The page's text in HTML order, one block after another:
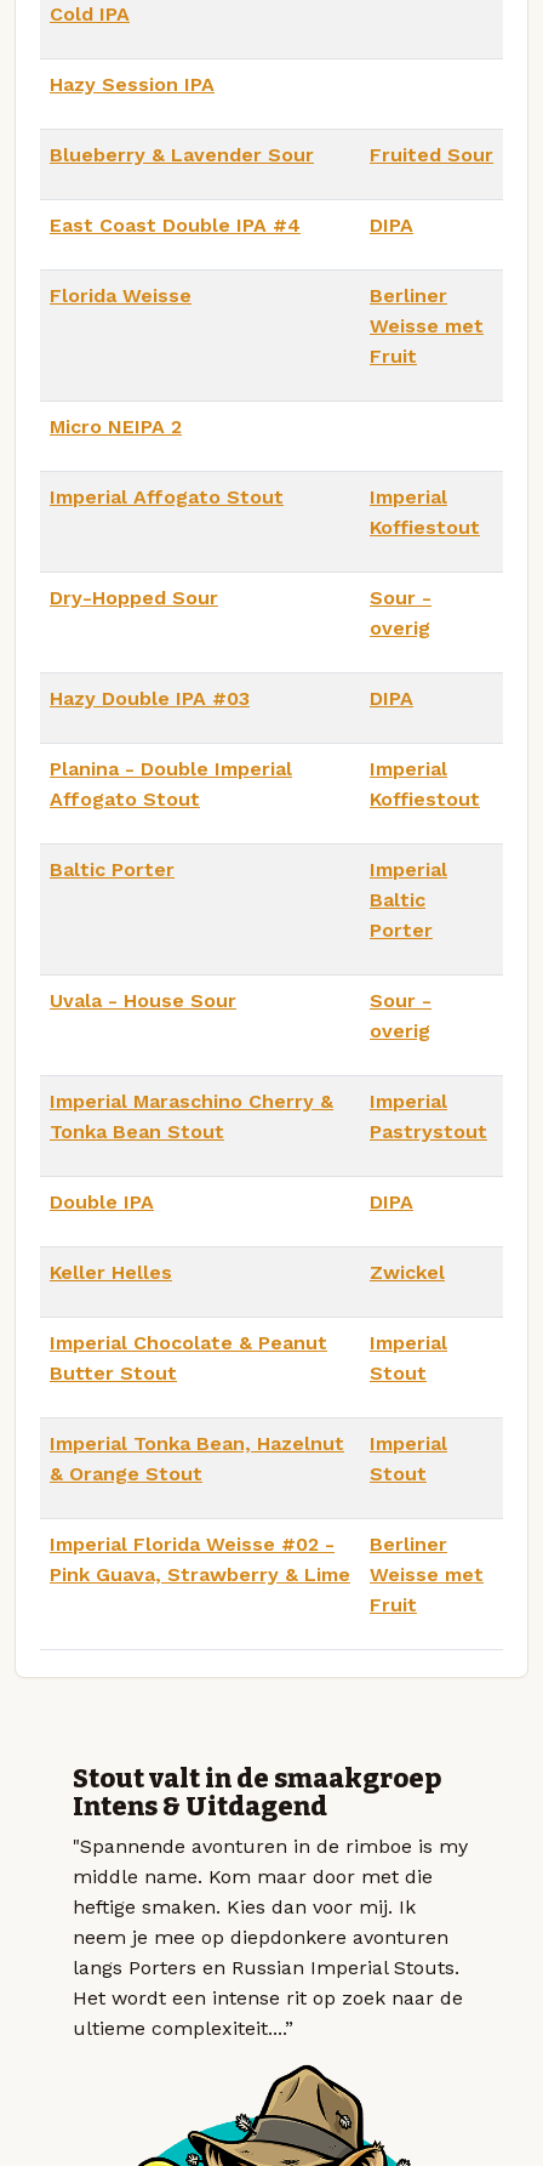
Cold IPA
Hazy Session IPA
Blueberry & Lavender Sour Fruited Sour
East Coast Double IPA #4 DIPA
Florida Weisse
Berliner
Weisse met
Fruit
Micro NEIPA 2
Imperial Affogato Stout
Imperial
Koffiestout
Dry-Hopped Sour
Sour -
overig
Hazy Double IPA #03 DIPA
Planina - Double Imperial
Affogato Stout
Imperial
Koffiestout
Baltic Porter
Imperial
Baltic
Porter
Uvala - House Sour
Sour -
overig
Imperial Maraschino Cherry &
Tonka Bean Stout
Imperial
Pastrystout
Double IPA DIPA
Keller Helles Zwickel
Imperial Chocolate & Peanut
Butter Stout
Imperial
Stout
Imperial Tonka Bean, Hazelnut
& Orange Stout
Imperial
Stout
Imperial Florida Weisse #02 -
Pink Guava, Strawberry & Lime
Berliner
Weisse met
Fruit
Stout valt in de smaakgroep
Intens & Uitdagend
"Spannende avonturen in de rimboe is my
middle name. Kom maar door met die
heftige smaken. Kies dan voor mij. Ik
neem je mee op diepdonkere avonturen
langs Porters en Russian Imperial Stouts.
Het wordt een intense rit op zoek naar de
ultieme complexiteit....”